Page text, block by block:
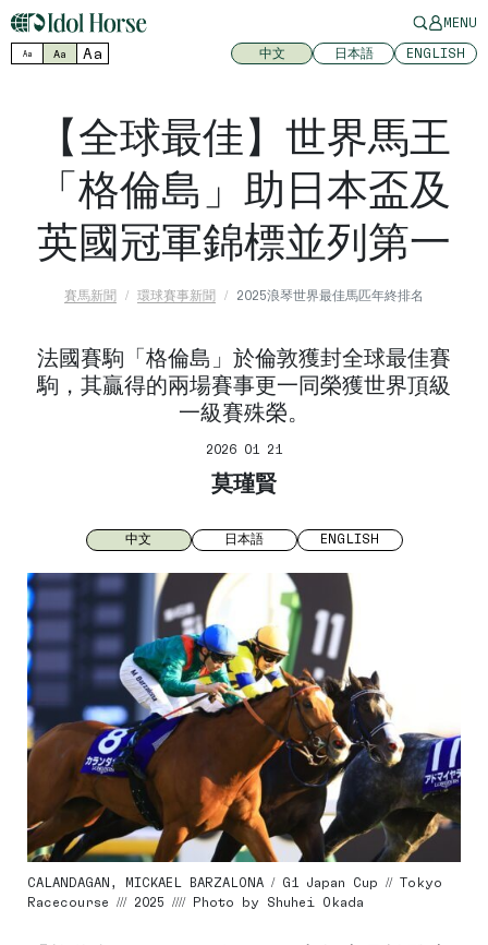
MENU
Aa Aa Aa 中文 日本語 ENGLISH
【全球最佳】世界馬王
「格倫島」助日本盃及
英國冠軍錦標並列第一
賽馬新聞 環球賽事新聞 2025浪琴世界最佳馬匹年終排名
法國賽駒「格倫島」於倫敦獲封全球最佳賽
駒，其贏得的兩場賽事更一同榮獲世界頂級
一級賽殊榮。
2026 01 21
莫瑾賢
中文 日本語 ENGLISH
CALANDAGAN, MICKAEL BARZALONA / G1 Japan Cup // Tokyo
Racecourse /// 2025 //// Photo by Shuhei Okada